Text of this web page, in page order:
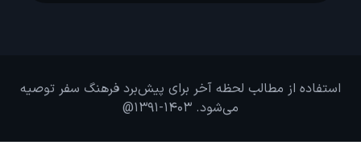
استفاده از مطالب لحظه آخر برای پیش‌برد فرهنگ سفر توصیه
می‌شود. 1403-1391@